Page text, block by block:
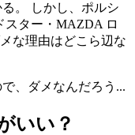
。 しかし、ポルシ
ター・MAZDA ロ
な理由はどこら辺な
、ダメなんだろう...
いい？